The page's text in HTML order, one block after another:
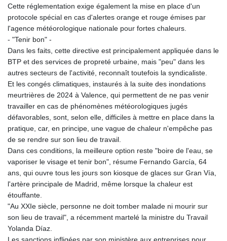
Cette réglementation exige également la mise en place d'un
protocole spécial en cas d'alertes orange et rouge émises par
l'agence météorologique nationale pour fortes chaleurs.
- "Tenir bon" -
Dans les faits, cette directive est principalement appliquée dans le
BTP et des services de propreté urbaine, mais "peu" dans les
autres secteurs de l'activité, reconnaît toutefois la syndicaliste.
Et les congés climatiques, instaurés à la suite des inondations
meurtrières de 2024 à Valence, qui permettent de ne pas venir
travailler en cas de phénomènes météorologiques jugés
défavorables, sont, selon elle, difficiles à mettre en place dans la
pratique, car, en principe, une vague de chaleur n'empêche pas
de se rendre sur son lieu de travail.
Dans ces conditions, la meilleure option reste "boire de l'eau, se
vaporiser le visage et tenir bon", résume Fernando García, 64
ans, qui ouvre tous les jours son kiosque de glaces sur Gran Vía,
l'artère principale de Madrid, même lorsque la chaleur est
étouffante.
"Au XXIe siècle, personne ne doit tomber malade ni mourir sur
son lieu de travail", a récemment martelé la ministre du Travail
Yolanda Díaz.